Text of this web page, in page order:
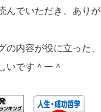
んでいただき、ありが
の内容が役に立った
いです＾ー＾